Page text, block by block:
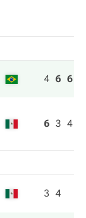
4 6 6
6 3 4
3 4